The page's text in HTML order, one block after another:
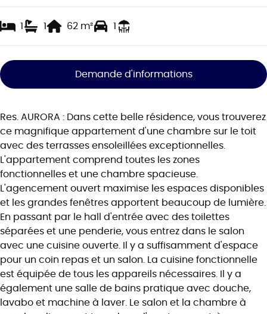
1 1 62 m² 1
Demande d'informations
Res. AURORA : Dans cette belle résidence, vous trouverez
ce magnifique appartement d'une chambre sur le toit
avec des terrasses ensoleillées exceptionnelles.
L'appartement comprend toutes les zones
fonctionnelles et une chambre spacieuse.
L'agencement ouvert maximise les espaces disponibles
et les grandes fenêtres apportent beaucoup de lumière.
En passant par le hall d'entrée avec des toilettes
séparées et une penderie, vous entrez dans le salon
avec une cuisine ouverte. Il y a suffisamment d'espace
pour un coin repas et un salon. La cuisine fonctionnelle
est équipée de tous les appareils nécessaires. Il y a
également une salle de bains pratique avec douche,
lavabo et machine à laver. Le salon et la chambre à